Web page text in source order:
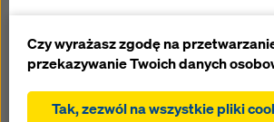
nowoczesny, zaawansowany
ciągłe ulepszanie
internetowej (funkcjonalne i
ułatwienie sprawnego procesu
Czy wyrażasz zgodę na
przekazywanie Twoich danych
Tak, zezwól na wszystkie pliki